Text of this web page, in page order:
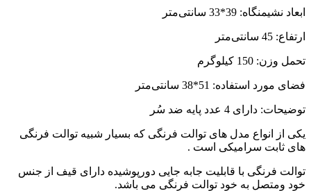
ابعاد نشیمنگاه: 39*33 سانتی‌متر
ارتفاع: 45 سانتی‌متر
تحمل وزن: 150 کیلوگرم
فضای مورد استفاده: 51*38 سانتی‌متر
توضیحات: دارای 4 عدد پایه ضد سُر
یکی از انواع مدل های توالت فرنگی که بسیار شبیه توالت فرنگی
های ثابت سرامیکی است .
توالت فرنگی با قابلیت جابه جایی دورپوشیده دارای قیف از جنس
خود ومتصل به خود توالت فرنگی می باشد.